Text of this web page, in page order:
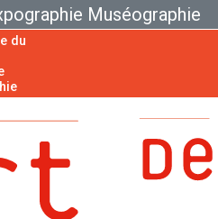
Muséographie
du